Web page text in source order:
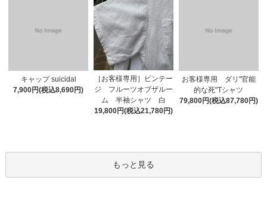
キャップ suicidal
7,900円(税込8,690円)
［お客様専用］ビンテー
ジ フルーツオブザルー
ム 半袖シャツ 白
19,800円(税込21,780円)
お客様専用 ダリ"官能
的な死"Tシャツ
79,800円(税込87,780円)
もっと見る